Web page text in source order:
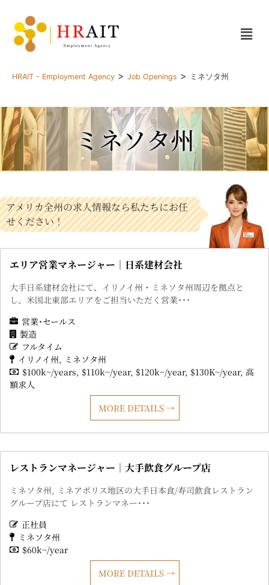
HRAIT - Employment Agency > Job Openings > ミネソタ州
ミネソタ州
アメリカ全州の求人情報なら私たちにお任
せください！
エリア営業マネージャー｜日系建材会社
大手日系建材会社にて、イリノイ州・ミネソタ州周辺を拠点と
し、米国北東部エリアをご担当いただく営業･･･
営業･セールス
製造
フルタイム
イリノイ州
ミネソタ州
$100k~/years $110k~/year $120k~/year $130K~/year 高
額求人
MORE DETAILS
レストランマネージャー｜大手飲食グループ店
ミネソタ州, ミネアポリス地区の大手日本食/寿司飲食レストラン
グループ店にて レストランマネー･･･
正社員
ミネソタ州
$60k~/year
MORE DETAILS